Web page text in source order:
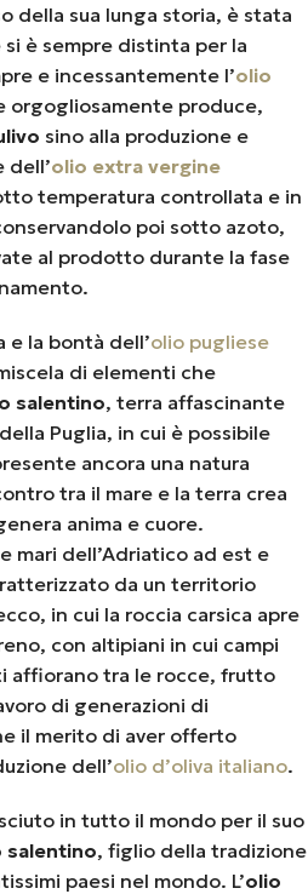
della sua lunga storia, è stata
si è sempre distinta per la
e incessantemente l’olio
orgogliosamente produce,
sino alla produzione e
dell’olio extra vergine
temperatura controllata e in
poi sotto azoto,
al prodotto durante la fase
e la bontà dell’olio pugliese
di elementi che
salentino, terra affascinante
Puglia, in cui è possibile
ancora una natura
tra il mare e la terra crea
anima e cuore.
mari dell’Adriatico ad est e
da un territorio
in cui la roccia carsica apre
con altipiani in cui campi
affiorano tra le rocce, frutto
di generazioni di
il merito di aver offerto
dell’olio d’oliva italiano.
in tutto il mondo per il suo
, figlio della tradizione
paesi nel mondo. L’olio